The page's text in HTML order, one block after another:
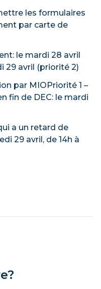
les formulaires
par carte de
le mardi 28 avril
29 avril (priorité 2)
par MIOPriorité 1 –
fin de DEC: le mardi
a un retard de
29 avril, de 14h à